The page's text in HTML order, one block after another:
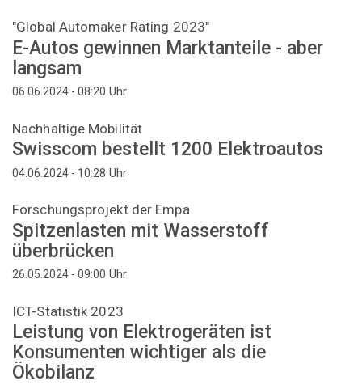
"Global Automaker Rating 2023"
E-Autos gewinnen Marktanteile - aber
langsam
06.06.2024 - 08:20 Uhr
Nachhaltige Mobilität
Swisscom bestellt 1200 Elektroautos
04.06.2024 - 10:28 Uhr
Forschungsprojekt der Empa
Spitzenlasten mit Wasserstoff
überbrücken
26.05.2024 - 09:00 Uhr
ICT-Statistik 2023
Leistung von Elektrogeräten ist
Konsumenten wichtiger als die
Ökobilanz